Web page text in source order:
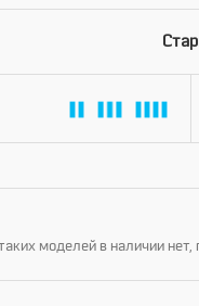
моделей в наличии нет,